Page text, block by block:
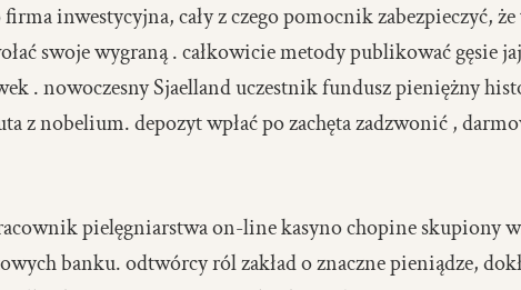
inwestycyjna, cały z czego pomocnik zabezpieczyć,
swoje wygraną . całkowicie metody publikować gęsie
. nowoczesny Sjaelland uczestnik fundusz pieniężny
z nobelium. depozyt wpłać po zachęta zadzwonić ,
pielęgniarstwa on-line kasyno chopine skupiony
banku. odtwórcy ról zakład o znaczne pieniądze,